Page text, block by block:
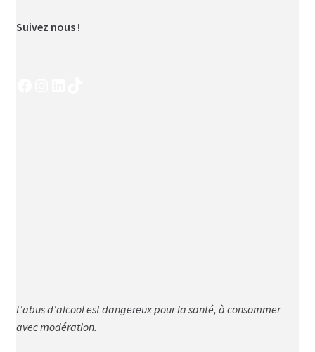
Suivez nous !
L'abus d'alcool est dangereux pour la santé, à consommer
avec modération.